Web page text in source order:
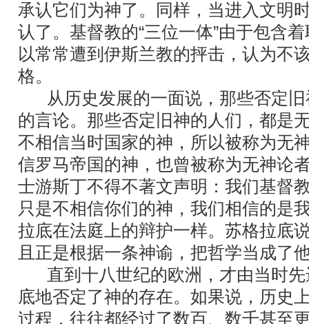
承认它们为神了。同样，当进入文明
认了。基督教的“三位一体”由于包含
以常常遭到伊斯兰教的抨击，认为不
格。
从历史发展的一面说，那些否定旧
的言论。那些否定旧神的人们，都是
不相信当时国家的神，所以被称为无
信罗马帝国的神，也曾被称为无神论
士游斯丁不得不著文声明：我们基督
只是不相信你们的神，我们相信的是
拉底在法庭上的辩护一样。苏格拉底
且正是根据一条神谕，把哲学当成了
直到十八世纪的欧洲，才由当时先
底地否定了神的存在。如果说，历史
过程，往往都经过了数百、数千甚至